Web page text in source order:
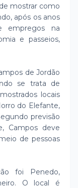
mostrar como
após os anos
empregos na
e passeios,
de Jordão
se trata de
locais
do Elefante,
previsão
Campos deve
de pessoas
foi Penedo,
O local é